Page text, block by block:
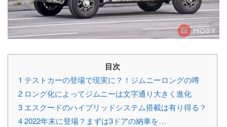
目次
1 テストカーの登場で現実に？！ジムニーロングの噂
2 ロング化によってジムニーは文字通り大きく進化
3 エスクードのハイブリッドシステム搭載は有り得る？
42022年末に登場？まずは3ドアの納車を…